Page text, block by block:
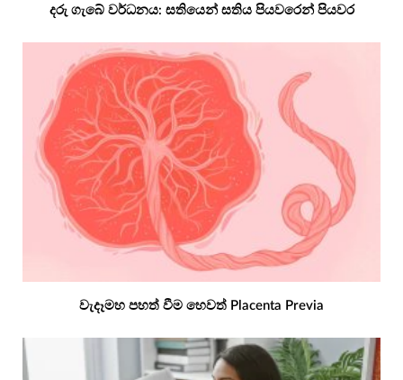
දරු ගැබේ වර්ධනය: සතියෙන් සතිය පියවරෙන් පියවර
වැදෑමහ පහත් වීම හෙවත් Placenta Previa